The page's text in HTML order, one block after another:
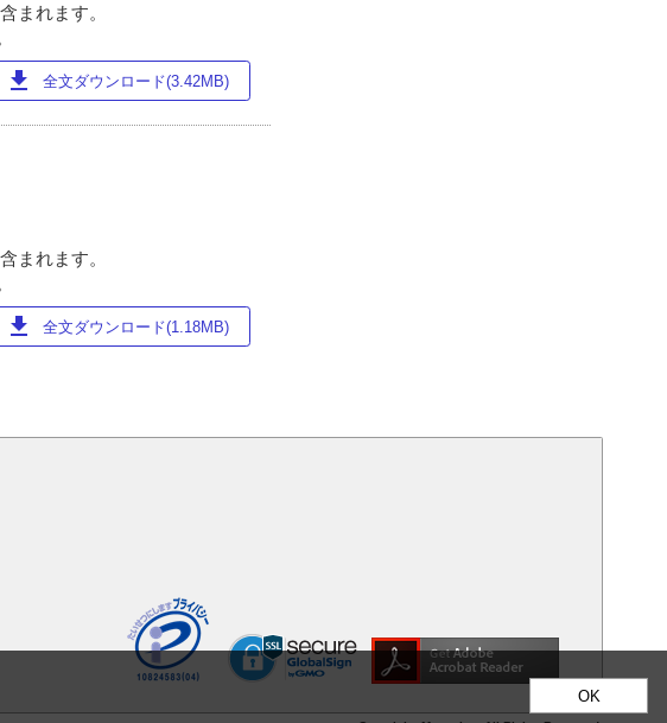
まれます。
download 全文ダウンロード(3.42MB)
まれます。
download 全文ダウンロード(1.18MB)
OK